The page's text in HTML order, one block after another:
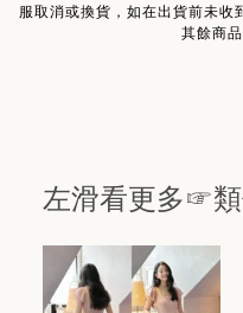
服取消或換貨，如在出貨前未收
其餘商
左滑看更多☞